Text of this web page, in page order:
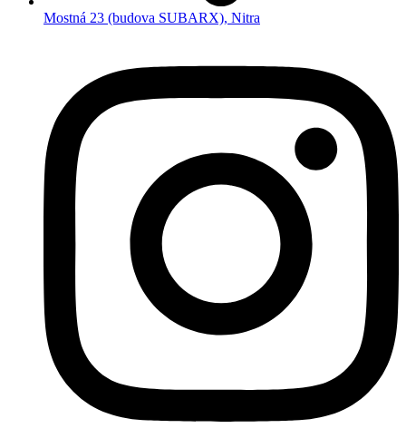
Mostná 23 (budova SUBARX), Nitra